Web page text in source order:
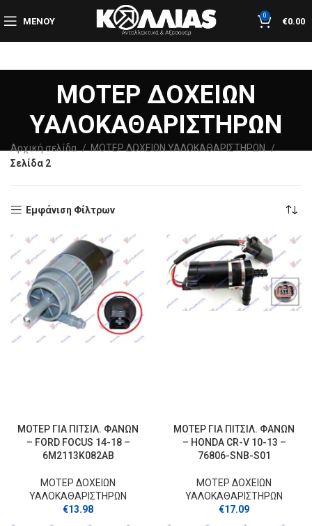
ΜΕΝΟΎ
0
€0.00
ΜΟΤΕΡ ΔΟΧΕΙΩΝ
ΥΑΛΟΚΑΘΑΡΙΣΤΗΡΩΝ
Αρχική σελίδα
ΜΟΤΕΡ ΔΟΧΕΙΩΝ ΥΑΛΟΚΑΘΑΡΙΣΤΗΡΩΝ
Σελίδα 2
Εμφάνιση Φίλτρων
ΜΟΤΕΡ ΓΙΑ ΠΙΤΣΙΛ. ΦΑΝΩΝ
– FORD FOCUS 14-18 –
6M2113K082AB
ΜΟΤΕΡ ΔΟΧΕΙΩΝ
ΥΑΛΟΚΑΘΑΡΙΣΤΗΡΩΝ
€13.98
ΜΟΤΕΡ ΓΙΑ ΠΙΤΣΙΛ. ΦΑΝΩΝ
– HONDA CR-V 10-13 –
76806-SNB-S01
ΜΟΤΕΡ ΔΟΧΕΙΩΝ
ΥΑΛΟΚΑΘΑΡΙΣΤΗΡΩΝ
€17.09